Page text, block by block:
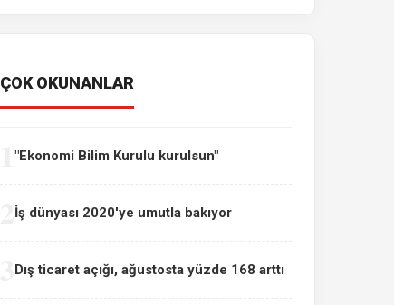
ÇOK OKUNANLAR
"Ekonomi Bilim Kurulu kurulsun"
İş dünyası 2020'ye umutla bakıyor
Dış ticaret açığı, ağustosta yüzde 168 arttı